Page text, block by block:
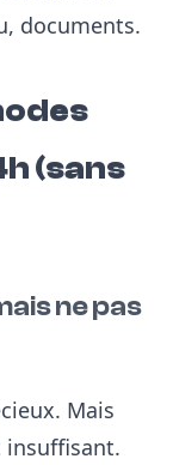
documents.
(sans
ne pas
Mais
insuffisant.